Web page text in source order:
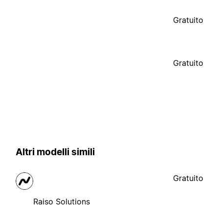
Gratuito
Gratuito
Altri modelli simili
Raiso Solutions
Gratuito